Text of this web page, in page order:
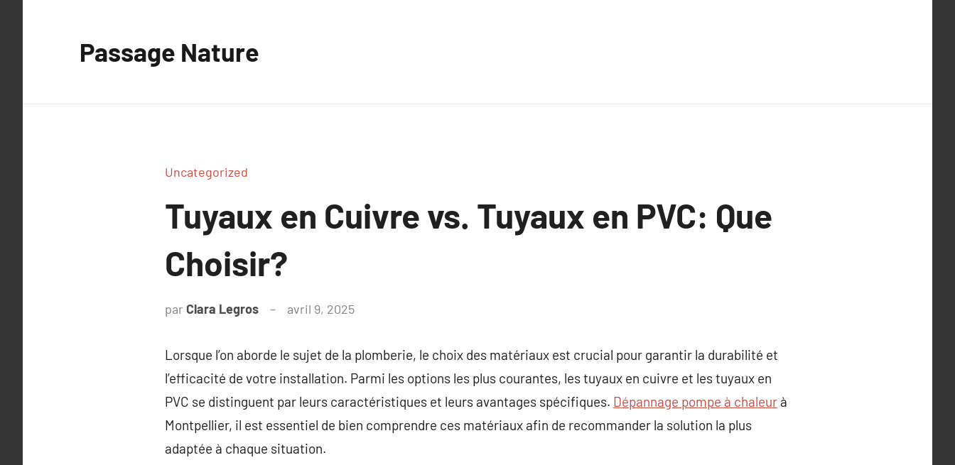
Passage Nature
Uncategorized
Tuyaux en Cuivre vs. Tuyaux en PVC: Que
Choisir?
par Clara Legros avril 9, 2025
Lorsque l’on aborde le sujet de la plomberie, le choix des matériaux est crucial pour garantir la durabilité et
l’efficacité de votre installation. Parmi les options les plus courantes, les tuyaux en cuivre et les tuyaux en
PVC se distinguent par leurs caractéristiques et leurs avantages spécifiques. Dépannage pompe à chaleur à
Montpellier, il est essentiel de bien comprendre ces matériaux afin de recommander la solution la plus
adaptée à chaque situation.